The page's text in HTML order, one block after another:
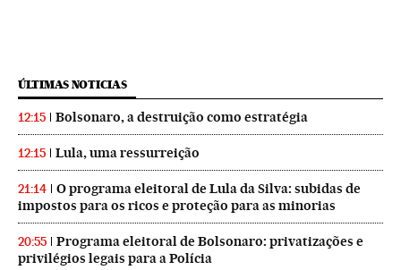
ÚLTIMAS NOTICIAS
12:15 Bolsonaro, a destruição como estratégia
12:15 Lula, uma ressurreição
21:14
O programa eleitoral de Lula da Silva: subidas de
impostos para os ricos e proteção para as minorias
20:55
Programa eleitoral de Bolsonaro: privatizações e
privilégios legais para a Polícia